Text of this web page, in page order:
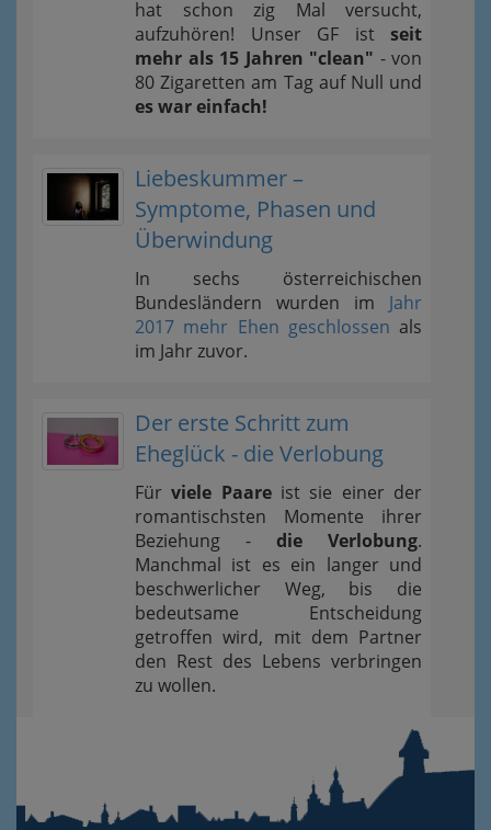
hat schon zig Mal versucht,
aufzuhören! Unser GF ist seit
mehr als 15 Jahren "clean" - von
80 Zigaretten am Tag auf Null und
es war einfach!
Liebeskummer –
Symptome, Phasen und
Überwindung
In sechs österreichischen
Bundesländern wurden im Jahr
2017 mehr Ehen geschlossen als
im Jahr zuvor.
Der erste Schritt zum
Eheglück - die Verlobung
Fürviele Paareist sie einer der
romantischsten Momente ihrer
Beziehung - die Verlobung.
Manchmal ist es ein langer und
beschwerlicher Weg, bis die
bedeutsame Entscheidung
getroffen wird, mit dem Partner
den Rest des Lebens verbringen
zu wollen.